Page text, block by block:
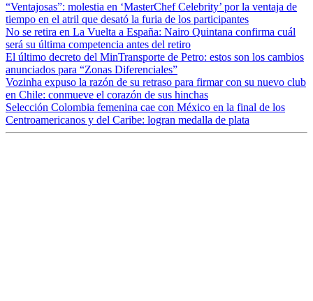
“Ventajosas”: molestia en ‘MasterChef Celebrity’ por la ventaja de
tiempo en el atril que desató la furia de los participantes
No se retira en La Vuelta a España: Nairo Quintana confirma cuál
será su última competencia antes del retiro
El último decreto del MinTransporte de Petro: estos son los cambios
anunciados para “Zonas Diferenciales”
Vozinha expuso la razón de su retraso para firmar con su nuevo club
en Chile: conmueve el corazón de sus hinchas
Selección Colombia femenina cae con México en la final de los
Centroamericanos y del Caribe: logran medalla de plata